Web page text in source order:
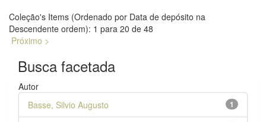
Coleção's Items (Ordenado por Data de depósito na
Descendente ordem): 1 para 20 de 48
Próximo >
Busca facetada
Autor
1
Basse, Silvio Augusto